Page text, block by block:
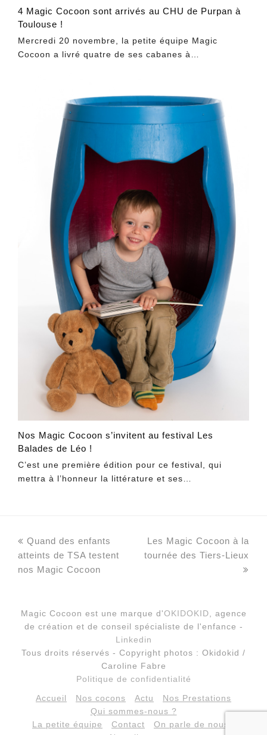
4 Magic Cocoon sont arrivés au CHU de Purpan à
Toulouse !
Mercredi 20 novembre, la petite équipe Magic
Cocoon a livré quatre de ses cabanes à…
Nos Magic Cocoon s’invitent au festival Les
Balades de Léo !
C’est une première édition pour ce festival, qui
mettra à l’honneur la littérature et ses…
previous
post:
Quand des enfants
atteints de TSA testent
nos Magic Cocoon
next
post:
Les Magic Cocoon à la
tournée des Tiers-Lieux
Magic Cocoon est une marque d'OKIDOKID, agence
de création et de conseil spécialiste de l'enfance -
Linkedin
Tous droits réservés - Copyright photos : Okidokid /
Caroline Fabre
Politique de confidentialité
Accueil
Nos cocons Actu
Nos Prestations
Qui sommes-nous ?
La petite équipe
Contact
On parle de nous !